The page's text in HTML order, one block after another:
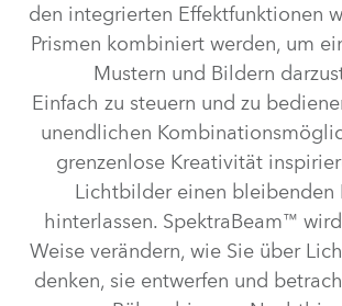
den integrierten Effektfunktionen
Prismen kombiniert werden, um
Mustern und Bildern
Einfach zu steuern und zu
unendlichen
grenzenlose Kreativität
Lichtbilder einen bleibenden
hinterlassen. SpektraBeam™
Weise verändern, wie Sie über
denken, sie entwerfen und